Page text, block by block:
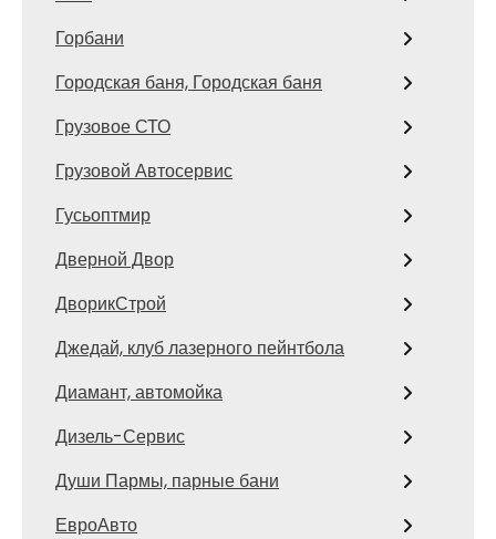
Горбани
Городская баня, Городская баня
Грузовое СТО
Грузовой Автосервис
Гусьоптмир
Дверной Двор
ДворикСтрой
Джедай, клуб лазерного пейнтбола
Диамант, автомойка
Дизель-Сервис
Души Пармы, парные бани
ЕвроАвто